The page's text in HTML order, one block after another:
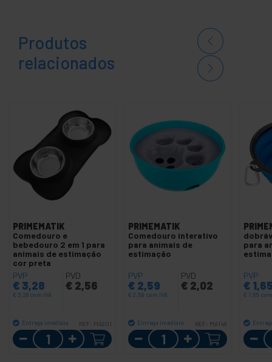
Produtos
relacionados
PRIMEMATIK
Comedouro e
bebedouro 2 em 1 para
animais de estimação
cor preta
PVP
€ 3,28
€ 3,28 com IVA
PVD
€2,56
Entrega imediata REF: MA201
Quantidade
PRIMEMATIK
Comedouro interativo
para animais de
estimação
PVP
€ 2,59
€ 2,59 com IVA
PVD
€2,02
Entrega imediata REF: MA149
Quantidade
para
PVP
€
€ 1,65